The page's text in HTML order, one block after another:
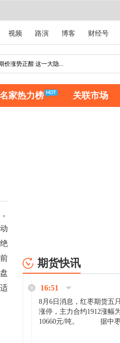
视频 路演 博客 财经号
名家热力榜 关联市场
期货快讯
16:51
8月6日消息，红枣期货五
涨停，主力合约1912涨幅
10660元/吨。 据中枣